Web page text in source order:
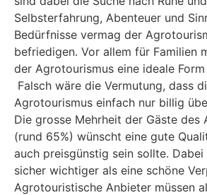
Selbsterfahrung, Abenteuer und
Bedürfnisse vermag der
befriedigen. Vor allem für Familien
der Agrotourismus eine ideale
Falsch wäre die Vermutung, dass
Agrotourismus einfach nur billig
Die grosse Mehrheit der Gäste des
(rund 65%) wünscht eine gute
auch preisgünstig sein sollte.
sicher wichtiger als eine schöne
Agrotouristische Anbieter müssen